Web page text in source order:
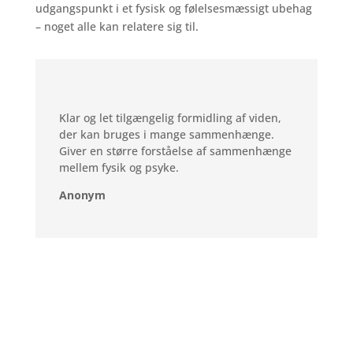
udgangspunkt i et fysisk og følelsesmæssigt ubehag
– noget alle kan relatere sig til.
Klar og let tilgængelig formidling af viden,
der kan bruges i mange sammenhænge.
Giver en større forståelse af sammenhænge
mellem fysik og psyke.
Anonym